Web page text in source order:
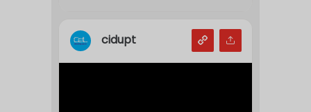
cidupt